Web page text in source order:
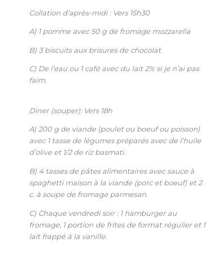
Collation d’après-midi : Vers 15h30
A) 1 pomme avec 50 g de fromage mozzarella
B) 3 biscuits aux brisures de chocolat
C) De l’eau ou 1 café avec du lait 2% si je n’ai pas
faim.
Diner (souper): Vers 18h
A) 200 g de viande (poulet ou boeuf ou poisson)
avec 1 tasse de légumes préparés avec de l’huile
d’olive et 1/2 de riz basmati.
B) 4 tasses de pâtes alimentaires avec sauce à
spaghetti maison à la viande (porc et boeuf) et 2
c. à soupe de fromage parmesan.
C) Chaque vendredi soir : 1 hamburger au
fromage, 1 portion de frites de format régulier et 1
lait frappé à la vanille.